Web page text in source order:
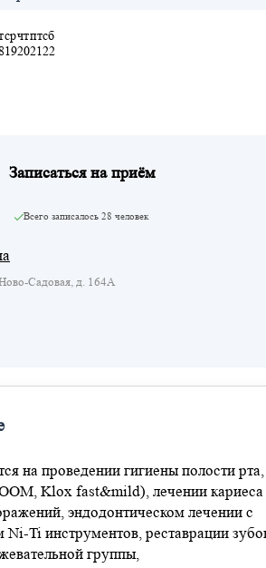
ср
19
чт
20
пт
21
сб
22
Записаться на приём
Всего записалось 28 человек
Садовая, д. 164А
на проведении гигиены полости рта,
Klox fast&mild), лечении кариеса
эндодонтическом лечении с
Ni-Ti инструментов, реставрации
группы,